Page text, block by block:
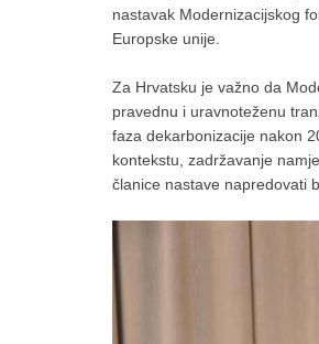
nastavak Modernizacijskog
Europske unije.
Za Hrvatsku je važno da
pravednu i uravnoteženu
faza dekarbonizacije nakon
kontekstu, zadržavanje
članice nastave napredovati